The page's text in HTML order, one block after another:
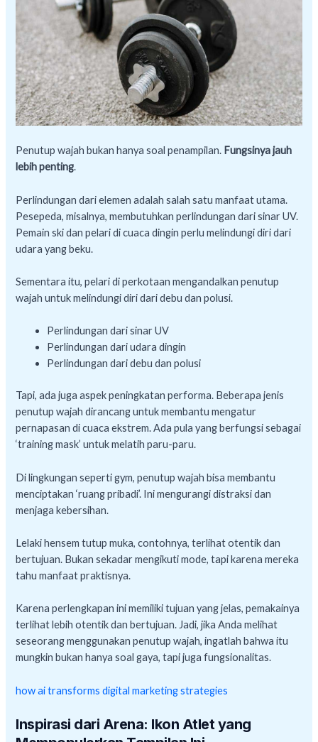
Penutup wajah bukan hanya soal penampilan. Fungsinya jauh
lebih penting.
Perlindungan dari elemen adalah salah satu manfaat utama.
Pesepeda, misalnya, membutuhkan perlindungan dari sinar UV.
Pemain ski dan pelari di cuaca dingin perlu melindungi diri dari
udara yang beku.
Sementara itu, pelari di perkotaan mengandalkan penutup
wajah untuk melindungi diri dari debu dan polusi.
Perlindungan dari sinar UV
Perlindungan dari udara dingin
Perlindungan dari debu dan polusi
Tapi, ada juga aspek peningkatan performa. Beberapa jenis
penutup wajah dirancang untuk membantu mengatur
pernapasan di cuaca ekstrem. Ada pula yang berfungsi sebagai
‘training mask’ untuk melatih paru-paru.
Di lingkungan seperti gym, penutup wajah bisa membantu
menciptakan ‘ruang pribadi’. Ini mengurangi distraksi dan
menjaga kebersihan.
Lelaki hensem tutup muka, contohnya, terlihat otentik dan
bertujuan. Bukan sekadar mengikuti mode, tapi karena mereka
tahu manfaat praktisnya.
Karena perlengkapan ini memiliki tujuan yang jelas, pemakainya
terlihat lebih otentik dan bertujuan. Jadi, jika Anda melihat
seseorang menggunakan penutup wajah, ingatlah bahwa itu
mungkin bukan hanya soal gaya, tapi juga fungsionalitas.
how ai transforms digital marketing strategies
Inspirasi dari Arena: Ikon Atlet yang